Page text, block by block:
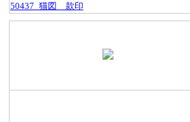
50437_猫図＿款印